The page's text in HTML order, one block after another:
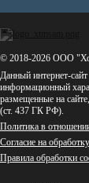
© 2018-2026 ООО
Данный интернет-
информационный
размещенные на
(ст. 437 ГК РФ).
Политика в
Согласие на
Правила обработки